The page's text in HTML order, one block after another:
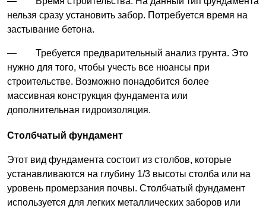
нельзя сразу установить забор. Потребуется время на
застывание бетона.
— Требуется предварительный анализ грунта. Это
нужно для того, чтобы учесть все нюансы при
строительстве. Возможно понадобится более
массивная конструкция фундамента или
дополнительная гидроизоляция.
Столбчатый фундамент
Этот вид фундамента состоит из столбов, которые
устанавливаются на глубину 1/3 высоты столба или на
уровень промерзания почвы. Столбчатый фундамент
используется для легких металлических заборов или